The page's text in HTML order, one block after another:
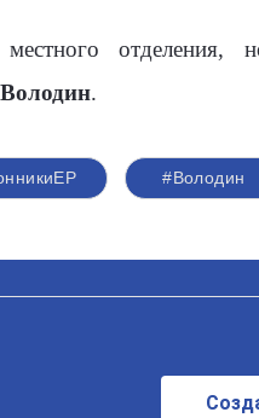
отделения,
.
#Володин